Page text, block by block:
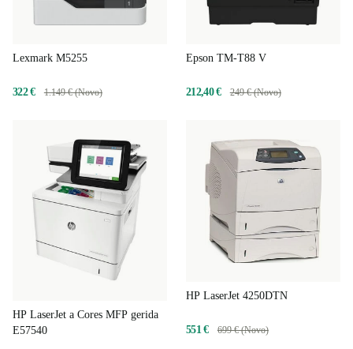
Lexmark M5255
322 € 1.149 € (Novo)
Epson TM-T88 V
212,40 € 249 € (Novo)
HP LaserJet a Cores MFP gerida
E57540
HP LaserJet 4250DTN
551 € 699 € (Novo)